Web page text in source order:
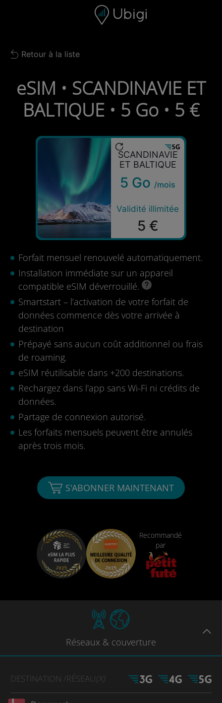
Barre de navigation Bas de page
Back to list
Retour à la liste
eSIM • SCANDINAVIE ET
BALTIQUE • 5 Go • 5 €
SCANDINAVIE
ET BALTIQUE
5 Go /mois
Validité illimitée
5 €
Forfait mensuel renouvelé automatiquement.
Installation immédiate sur un appareil
compatible eSIM déverrouillé.
Smartstart – l’activation de votre forfait de
données commence dès votre arrivée à
destination
Prépayé sans aucun coût additionnel ou frais
de roaming.
eSIM réutilisable dans +200 destinations.
Rechargez dans l'app sans Wi-Fi ni crédits de
données.
Partage de connexion autorisé.
Les forfaits mensuels peuvent être annulés
après trois mois.
S'ABONNER MAINTENANT
Recommandé
par
Réseaux & couverture
DESTINATION /RÉSEAU(X)